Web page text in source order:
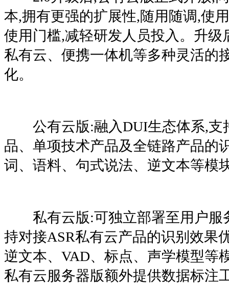
本,拥有更强的扩展性,随用随调,使
使用门槛,减轻研发人员投入。升级
私有云、便携一体机等多种灵活的
化。
公有云版:融入DUI生态体系,支
品、单项技术产品及全链路产品的
词、语料、句式说法、逆文本等模
私有云版:可独立部署至用户服
持对接ASR私有云产品的识别效果
逆文本、VAD、标点、声学模型等
私有云服务器版额外提供数据标注